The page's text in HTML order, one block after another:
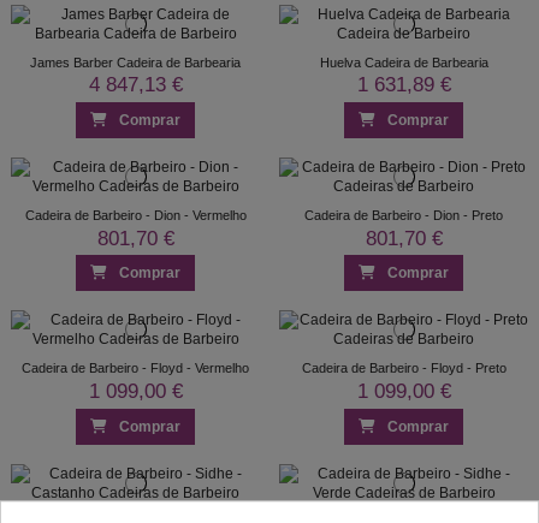
James Barber Cadeira de Barbearia
4 847,13 €
Comprar
Huelva Cadeira de Barbearia
1 631,89 €
Comprar
Cadeira de Barbeiro - Dion - Vermelho
801,70 €
Comprar
Cadeira de Barbeiro - Dion - Preto
801,70 €
Comprar
Cadeira de Barbeiro - Floyd - Vermelho
1 099,00 €
Comprar
Cadeira de Barbeiro - Floyd - Preto
1 099,00 €
Comprar